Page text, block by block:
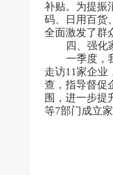
补贴。为提振
码、日用百货
全面激发了群
四、强化
一季度，
走访11家企业
查，指导督促
围，进一步提
等7部门成立